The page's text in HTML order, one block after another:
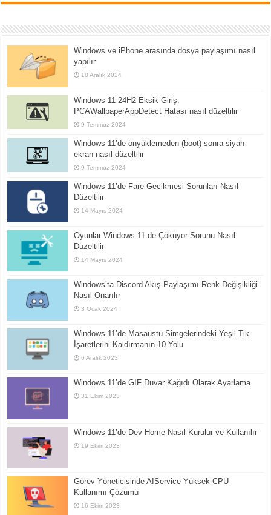
Windows ve iPhone arasında dosya paylaşımı nasıl
yapılır
18 Aralık 2024
Windows 11 24H2 Eksik Giriş:
PCAWallpaperAppDetect Hatası nasıl düzeltilir
9 Temmuz 2024
Windows 11’de önyüklemeden (boot) sonra siyah
ekran nasıl düzeltilir
9 Temmuz 2024
Windows 11’de Fare Gecikmesi Sorunları Nasıl
Düzeltilir
14 Mayıs 2024
Oyunlar Windows 11 de Çöküyor Sorunu Nasıl
Düzeltilir
14 Mayıs 2024
Windows’ta Discord Akış Paylaşımı Renk Değişikliği
Nasıl Onarılır
3 Ocak 2024
Windows 11’de Masaüstü Simgelerindeki Yeşil Tik
İşaretlerini Kaldırmanın 10 Yolu
6 Aralık 2023
Windows 11’de GIF Duvar Kağıdı Olarak Ayarlama
31 Ekim 2023
Windows 11’de Dev Home Nasıl Kurulur ve Kullanılır
19 Ekim 2023
Görev Yöneticisinde AIService Yüksek CPU
Kullanımı Çözümü
16 Ekim 2023